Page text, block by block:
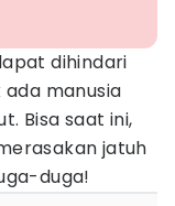
dihindari
ada manusia
Bisa saat ini,
jatuh
duga!